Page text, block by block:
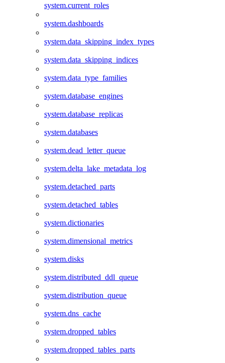
system.current_roles
system.dashboards
system.data_skipping_index_types
system.data_skipping_indices
system.data_type_families
system.database_engines
system.database_replicas
system.databases
system.dead_letter_queue
system.delta_lake_metadata_log
system.detached_parts
system.detached_tables
system.dictionaries
system.dimensional_metrics
system.disks
system.distributed_ddl_queue
system.distribution_queue
system.dns_cache
system.dropped_tables
system.dropped_tables_parts